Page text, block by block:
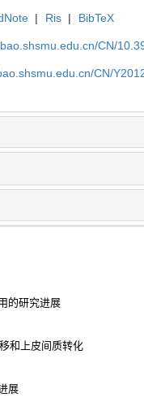
| Ris | BibTeX
CN/
CN/
的研究进展
和上皮间质转化
展